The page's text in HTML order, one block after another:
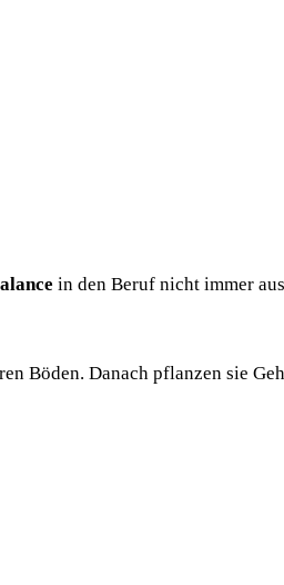
in den Beruf nicht immer
Böden. Danach pflanzen sie